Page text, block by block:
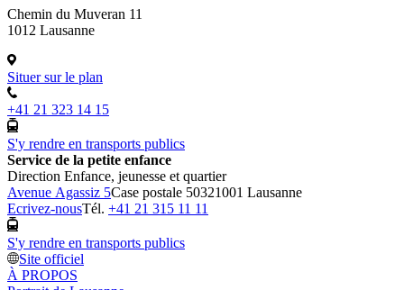
Chemin du Muveran 11
1012 Lausanne
Situer sur le plan
+41 21 323 14 15
S'y rendre en transports publics
Service de la petite enfance
Direction Enfance, jeunesse et quartier
Avenue Agassiz 5Case postale 50321001 Lausanne
Ecrivez-nousTél. +41 21 315 11 11
S'y rendre en transports publics
Site officiel
À PROPOS